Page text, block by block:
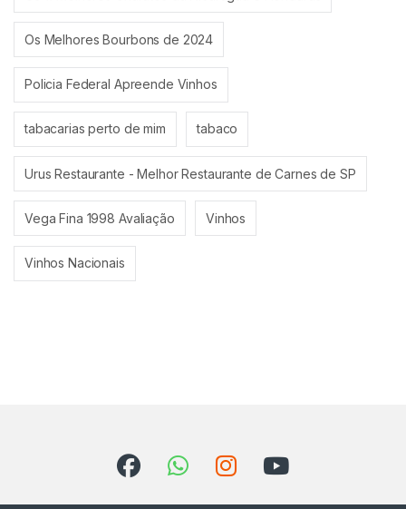
Os Melhores Bourbons de 2024
Policia Federal Apreende Vinhos
tabacarias perto de mim tabaco
Urus Restaurante - Melhor Restaurante de Carnes de SP
Vega Fina 1998 Avaliação Vinhos
Vinhos Nacionais